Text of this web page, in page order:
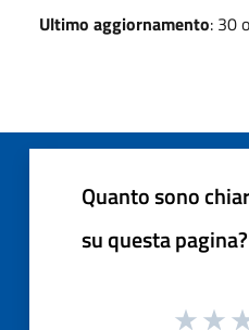
Ultimo aggiornamento: 30
Quanto sono
su questa pagina?